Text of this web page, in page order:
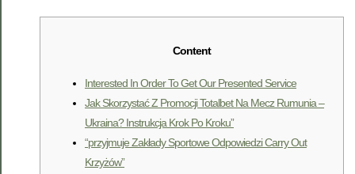
Content
Interested In Order To Get Our Presented Service
Jak Skorzystać Z Promocji Totalbet Na Mecz Rumunia –
Ukraina? Instrukcja Krok Po Kroku”
“przyjmuje Zakłady Sportowe Odpowiedzi Carry Out
Krzyżów”